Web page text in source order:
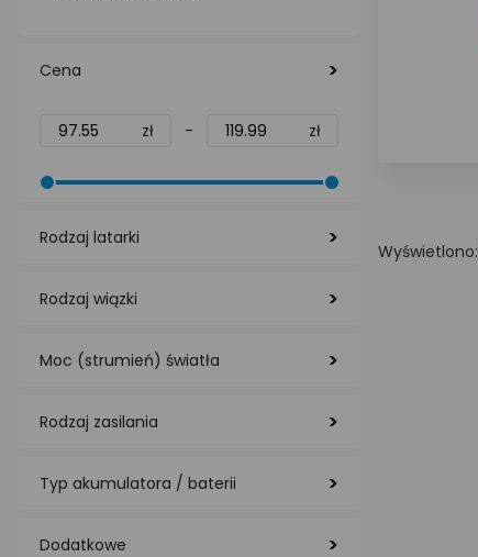
Cena
zł - zł
Rodzaj latarki
Rodzaj wiązki
Moc (strumień) światła
Rodzaj zasilania
Typ akumulatora / baterii
Dodatkowe
Wyświetlono: